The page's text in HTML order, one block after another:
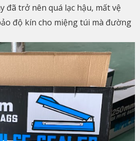
đã trở nên quá lạc hậu, mất vệ
độ kín cho miệng túi mà đường